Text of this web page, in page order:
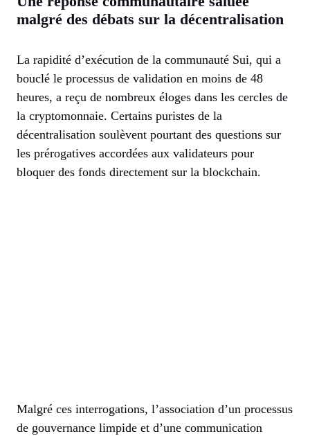
malgré des débats sur la décentralisation
La rapidité d’exécution de la communauté Sui, qui a
bouclé le processus de validation en moins de 48
heures, a reçu de nombreux éloges dans les cercles de
la cryptomonnaie. Certains puristes de la
décentralisation soulèvent pourtant des questions sur
les prérogatives accordées aux validateurs pour
bloquer des fonds directement sur la blockchain.
Malgré ces interrogations, l’association d’un processus
de gouvernance limpide et d’une communication